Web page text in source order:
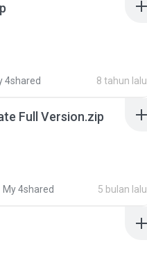
4shared 8 tahun lalu
Full Version.zip
My 4shared 5 bulan lalu